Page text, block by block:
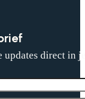
updates direct in